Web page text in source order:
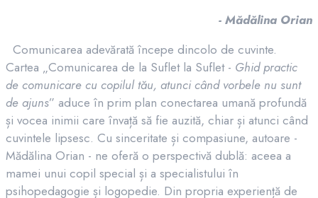
- Mădălina Orian
Comunicarea adevărată începe dincolo de cuvinte.
Cartea „Comunicarea de la Suflet la Suflet - Ghid practic
de comunicare cu copilul tău, atunci când vorbele nu sunt
de ajuns” aduce în prim plan conectarea umană profundă
și vocea inimii care învață să fie auzită, chiar și atunci când
cuvintele lipsesc. Cu sinceritate și compasiune, autoare -
Mădălina Orian - ne oferă o perspectivă dublă: aceea a
mamei unui copil special și a specialistului în
psihopedagogie și logopedie. Din propria experiență de